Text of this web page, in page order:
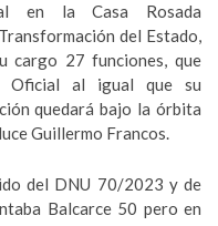
en la Casa Rosada
del Estado,
cargo 27 funciones, que
Oficial al igual que su
quedará bajo la órbita
Guillermo Francos.
del DNU 70/2023 y de
Balcarce 50 pero en